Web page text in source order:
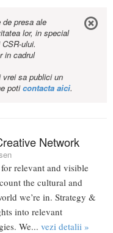
presa ale
lor, in special
ului.
in cadrul
vrei sa publici un
poticontacta aici.
Network
relevant and visible
the cultural and
we’re in. Strategy &
into relevant
We... vezi detalii »